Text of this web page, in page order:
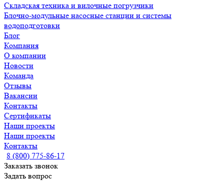
Складская техника и вилочные погрузчики
Блочно-модульные насосные станции и системы
водоподготовки
Блог
Компания
О компании
Новости
Команда
Отзывы
Вакансии
Контакты
Сертификаты
Наши проекты
Наши проекты
Контакты
8 (800) 775-86-17
Заказать звонок
Задать вопрос